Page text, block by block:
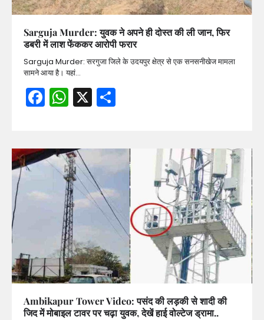
Sarguja Murder: युवक ने अपने ही दोस्त की ली जान, फिर
डबरी में लाश फेंककर आरोपी फरार
Sarguja Murder: सरगुजा जिले के उदयपुर क्षेत्र से एक सनसनीखेज मामला
सामने आया है। यहां…
Facebook
WhatsApp
X
Ambikapur Tower Video: पसंद की लड़की से शादी की
जिद में मोबाइल टावर पर चढ़ा युवक, देखें हाई वोल्टेज ड्रामा..